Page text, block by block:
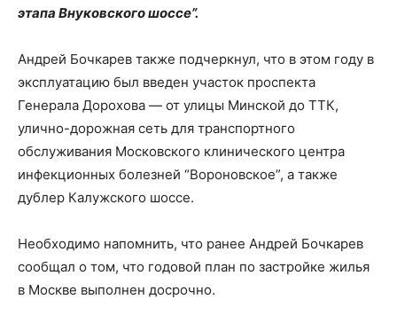
этапа Внуковского шоссе”.
Андрей Бочкарев также подчеркнул, что в этом году в
эксплуатацию был введен участок проспекта
Генерала Дорохова — от улицы Минской до ТТК,
улично-дорожная сеть для транспортного
обслуживания Московского клинического центра
инфекционных болезней “Вороновское”, а также
дублер Калужского шоссе.
Необходимо напомнить, что ранее Андрей Бочкарев
сообщал о том, что годовой план по застройке жилья
в Москве выполнен досрочно.